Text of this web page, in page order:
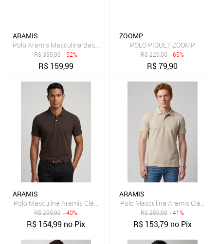
ARAMIS
Polo Aramis Masculina Basic Piquet Mono Azul Pastel
R$335,99 - 52%
R$ 159,99
ZOOMP
POLO PIQUET ZOOMP
R$229,00 - 65%
R$79,90
ARAMIS
Polo Masculina Aramis Clássica Logo Marrom
R$259,90 - 40%
R$ 154,99 no Pix
ARAMIS
Polo Masculina Aramis Clássica
R$259,90 - 41%
R$ 153,79 no Pix